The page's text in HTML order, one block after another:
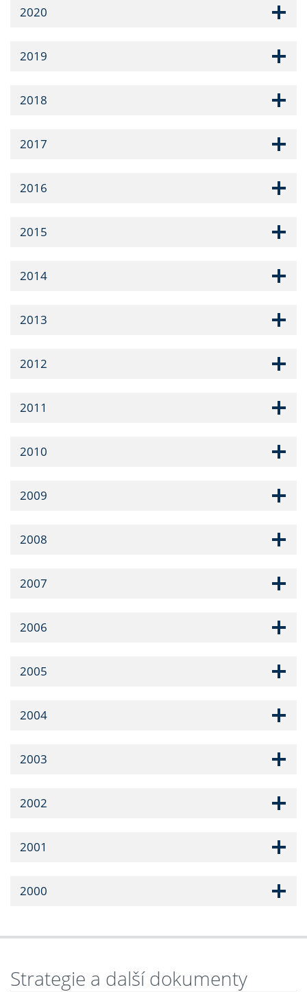
2020
2019
2018
2017
2016
2015
2014
2013
2012
2011
2010
2009
2008
2007
2006
2005
2004
2003
2002
2001
2000
Strategie a další dokumenty